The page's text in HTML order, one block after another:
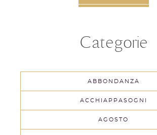
Categorie
ABBONDANZA
ACCHIAPPASOGNI
AGOSTO